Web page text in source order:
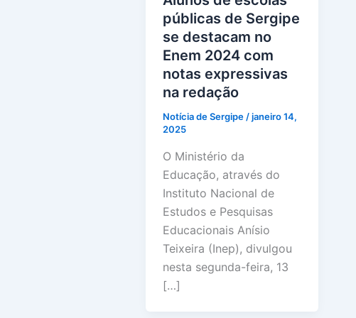
públicas de Sergipe
se destacam no
Enem 2024 com
notas expressivas
na redação
Notícia de Sergipe/janeiro 14,
2025
O Ministério da
Educação, através do
Instituto Nacional de
Estudos e Pesquisas
Educacionais Anísio
Teixeira (Inep), divulgou
nesta segunda-feira, 13
[…]